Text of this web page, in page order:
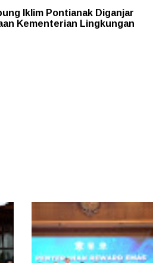
Iklim Pontianak Diganjar
Kementerian Lingkungan